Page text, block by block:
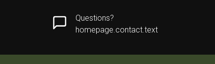
Questions?
homepage.contact.text